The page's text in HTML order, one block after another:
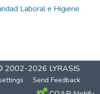
Laboral e Higiene
2002-2026 LYRASIS
Send Feedback